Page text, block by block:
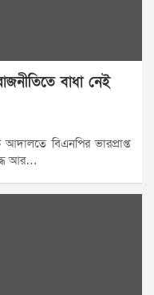
বাধা নেই
বিএনপির ভারপ্রাপ্ত
আর…